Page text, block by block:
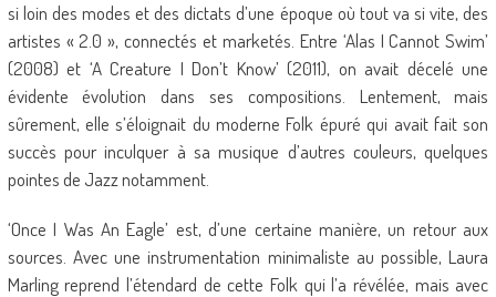
si loin des modes et des dictats d’une époque où tout va si vite, des
artistes « 2.0 », connectés et marketés. Entre ‘Alas I Cannot Swim’
(2008) et ‘A Creature I Don’t Know’ (2011), on avait décelé une
évidente évolution dans ses compositions. Lentement, mais
sûrement, elle s’éloignait du moderne Folk épuré qui avait fait son
succès pour inculquer à sa musique d’autres couleurs, quelques
pointes de Jazz notamment.
‘Once I Was An Eagle’ est, d’une certaine manière, un retour aux
sources. Avec une instrumentation minimaliste au possible, Laura
Marling reprend l’étendard de cette Folk qui l’a révélée, mais avec